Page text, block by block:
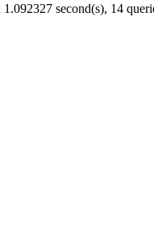
1.092327 second(s), 14